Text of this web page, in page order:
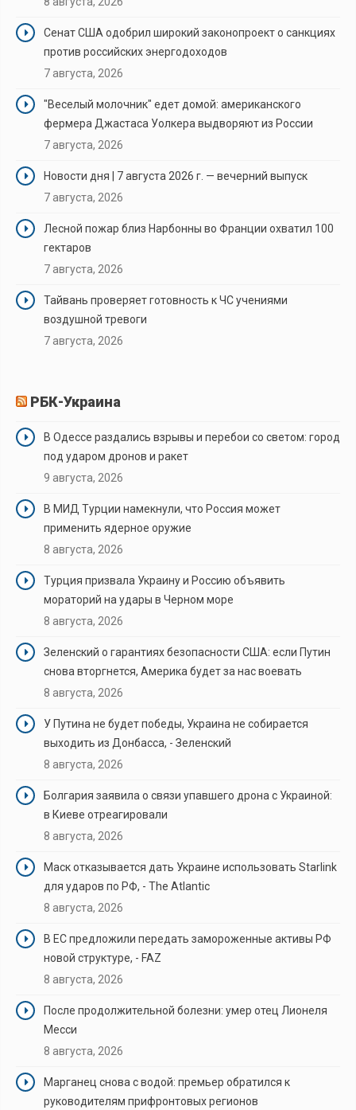
Сенат США одобрил широкий законопроект о санкциях
против российских энергодоходов
7 августа, 2026
"Веселый молочник" едет домой: американского
фермера Джастаса Уолкера выдворяют из России
7 августа, 2026
Новости дня | 7 августа 2026 г. — вечерний выпуск
7 августа, 2026
Лесной пожар близ Нарбонны во Франции охватил 100
гектаров
7 августа, 2026
Тайвань проверяет готовность к ЧС учениями
воздушной тревоги
7 августа, 2026
РБК-Украина
В Одессе раздались взрывы и перебои со светом: город
под ударом дронов и ракет
9 августа, 2026
В МИД Турции намекнули, что Россия может
применить ядерное оружие
8 августа, 2026
Турция призвала Украину и Россию объявить
мораторий на удары в Черном море
8 августа, 2026
Зеленский о гарантиях безопасности США: если Путин
снова вторгнется, Америка будет за нас воевать
8 августа, 2026
У Путина не будет победы, Украина не собирается
выходить из Донбасса, - Зеленский
8 августа, 2026
Болгария заявила о связи упавшего дрона с Украиной:
в Киеве отреагировали
8 августа, 2026
Маск отказывается дать Украине использовать Starlink
для ударов по РФ, - The Atlantic
8 августа, 2026
В ЕС предложили передать замороженные активы РФ
новой структуре, - FAZ
8 августа, 2026
После продолжительной болезни: умер отец Лионеля
Месси
8 августа, 2026
Марганец снова с водой: премьер обратился к
руководителям прифронтовых регионов